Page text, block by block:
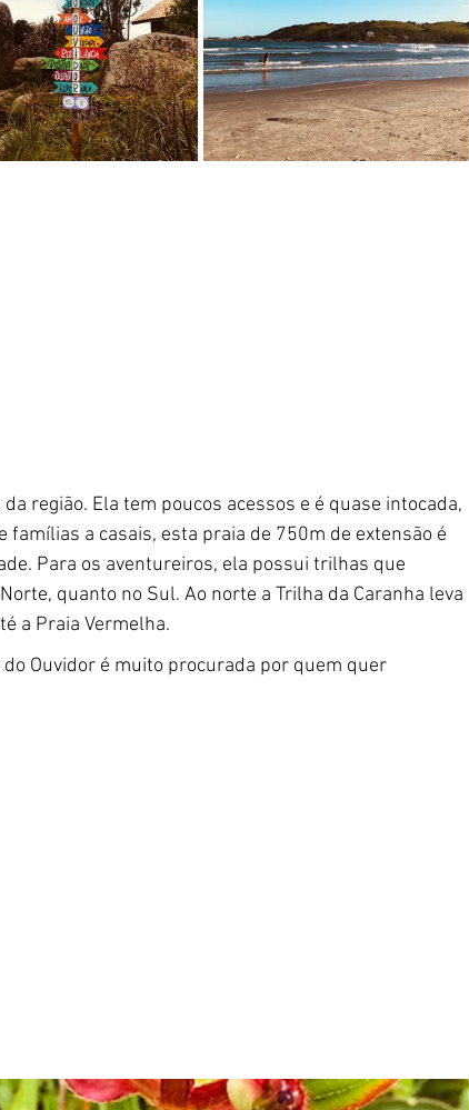
região. Ela tem poucos acessos e é quase intocada,
a casais, esta praia de 750m de extensão é
Para os aventureiros, ela possui trilhas que
quanto no Sul. Ao norte a Trilha da Caranha leva
a Praia Vermelha.
Ouvidor é muito procurada por quem quer